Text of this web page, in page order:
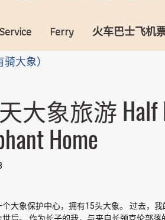
Ferry 火车巴士飞机
大象）
大象旅游 Half
Home
个大象保护中心，拥有15头大象。 过去，